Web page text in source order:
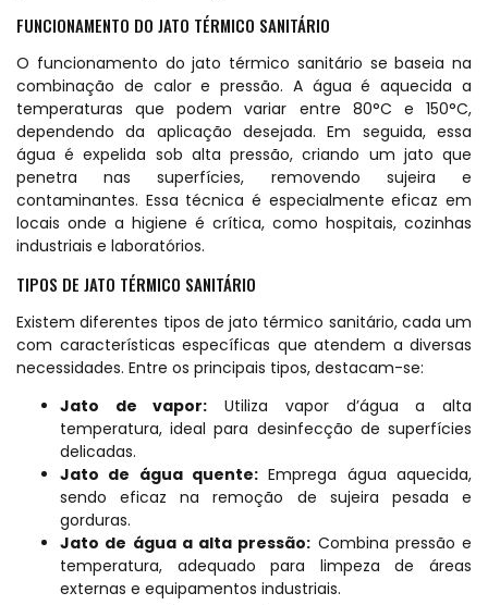
FUNCIONAMENTO DO JATO TÉRMICO SANITÁRIO
O funcionamento do jato térmico sanitário se baseia na
combinação de calor e pressão. A água é aquecida a
temperaturas que podem variar entre 80°C e 150°C,
dependendo da aplicação desejada. Em seguida, essa
água é expelida sob alta pressão, criando um jato que
penetra nas superfícies, removendo sujeira e
contaminantes. Essa técnica é especialmente eficaz em
locais onde a higiene é crítica, como hospitais, cozinhas
industriais e laboratórios.
TIPOS DE JATO TÉRMICO SANITÁRIO
Existem diferentes tipos de jato térmico sanitário, cada um
com características específicas que atendem a diversas
necessidades. Entre os principais tipos, destacam-se:
Jato de vapor: Utiliza vapor d’água a alta
temperatura, ideal para desinfecção de superfícies
delicadas.
Jato de água quente: Emprega água aquecida,
sendo eficaz na remoção de sujeira pesada e
gorduras.
Jato de água a alta pressão: Combina pressão e
temperatura, adequado para limpeza de áreas
externas e equipamentos industriais.